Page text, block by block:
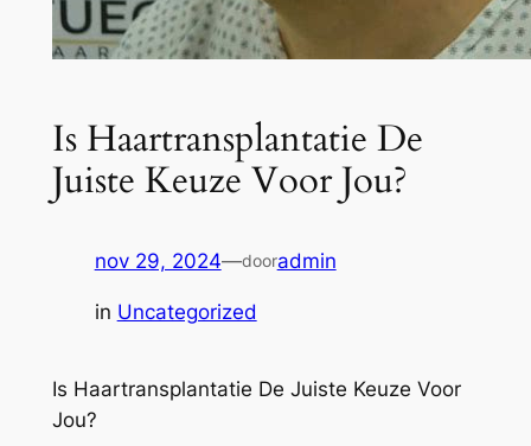
Is Haartransplantatie De
Juiste Keuze Voor Jou?
nov 29, 2024—dooradmin
in Uncategorized
Is Haartransplantatie De Juiste Keuze Voor
Jou?